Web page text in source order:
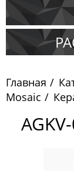
Китай
Главная
Mosaic